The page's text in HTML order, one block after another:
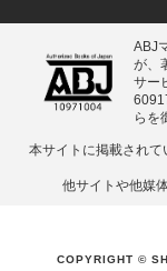
ABJ
が、
サー
らを
本サイトに掲載され
他サイトや他媒
COPYRIGHT ©